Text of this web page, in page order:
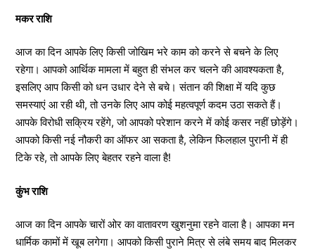
मकर राशि
आज का दिन आपके लिए किसी जोखिम भरे काम को करने से बचने के लिए
रहेगा। आपको आर्थिक मामला में बहुत ही संभल कर चलने की आवश्यकता है,
इसलिए आप किसी को धन उधार देने से बचे। संतान की शिक्षा में यदि कुछ
समस्याएं आ रही थी, तो उनके लिए आप कोई महत्वपूर्ण कदम उठा सकते हैं।
आपके विरोधी सक्रिय रहेंगे, जो आपको परेशान करने में कोई कसर नहीं छोड़ेंगे।
आपको किसी नई नौकरी का ऑफर आ सकता है, लेकिन फिलहाल पुरानी में ही
टिके रहे, तो आपके लिए बेहतर रहने वाला है!
कुंभ राशि
आज का दिन आपके चारों ओर का वातावरण खुशनुमा रहने वाला है। आपका मन
धार्मिक कामों में खूब लगेगा। आपको किसी पुराने मित्र से लंबे समय बाद मिलकर